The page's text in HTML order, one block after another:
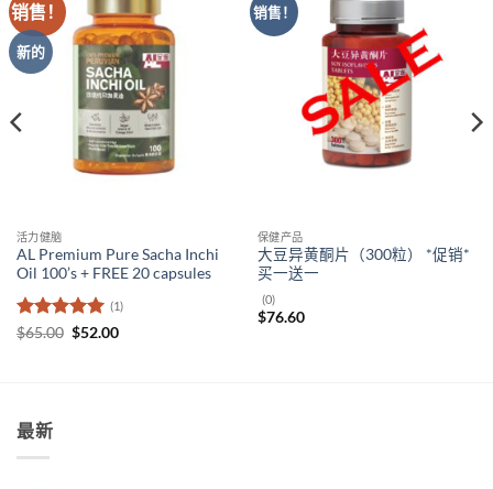
销售！
新的
活力健脑
AL Premium Pure Sacha Inchi
Oil 100’s + FREE 20 capsules
评分5 （满
(1)
$65.00 原
$52.00当
销售！
保健产品
大豆异黄酮片（300粒） *促销*
买一送一
(0)
$76.60
最新